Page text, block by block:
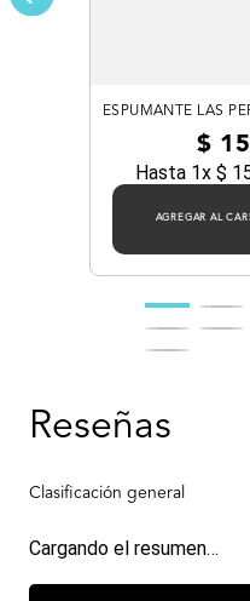
ESPUMANTE LAS
$ 15
Hasta 1x $
AGREGAR AL
Cargando el resumen…